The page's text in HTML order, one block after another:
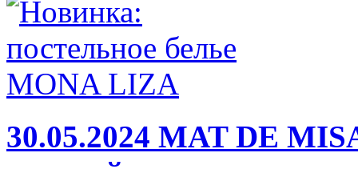
30.05.2024 MAT DE